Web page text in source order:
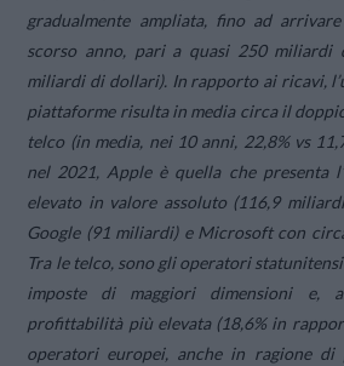
gradualmente ampliata, fino ad
scorso anno, pari a quasi 250
miliardi di dollari). In rapporto ai ricavi,
piattaforme risulta in media circa il
telco (in media, nei 10 anni, 22,8% vs
nel 2021, Apple è quella che presenta
elevato in valore assoluto (116,9
Google (91 miliardi) e Microsoft con
Tra le telco, sono gli operatori
imposte di maggiori dimensioni e,
profittabilità più elevata (18,6% in
operatori europei, anche in ragione di